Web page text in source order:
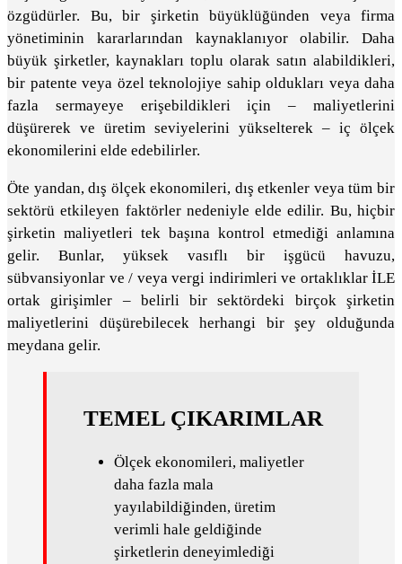
özgüdürler. Bu, bir şirketin büyüklüğünden veya firma
yönetiminin kararlarından kaynaklanıyor olabilir. Daha
büyük şirketler, kaynakları toplu olarak satın alabildikleri,
bir patente veya özel teknolojiye sahip oldukları veya daha
fazla sermayeye erişebildikleri için – maliyetlerini
düşürerek ve üretim seviyelerini yükselterek – iç ölçek
ekonomilerini elde edebilirler.
Öte yandan, dış ölçek ekonomileri, dış etkenler veya tüm bir
sektörü etkileyen faktörler nedeniyle elde edilir. Bu, hiçbir
şirketin maliyetleri tek başına kontrol etmediği anlamına
gelir. Bunlar, yüksek vasıflı bir işgücü havuzu,
sübvansiyonlar ve / veya vergi indirimleri ve ortaklıklar İLE
ortak girişimler – belirli bir sektördeki birçok şirketin
maliyetlerini düşürebilecek herhangi bir şey olduğunda
meydana gelir.
TEMEL ÇIKARIMLAR
Ölçek ekonomileri, maliyetler
daha fazla mala
yayılabildiğinden, üretim
verimli hale geldiğinde
şirketlerin deneyimlediği